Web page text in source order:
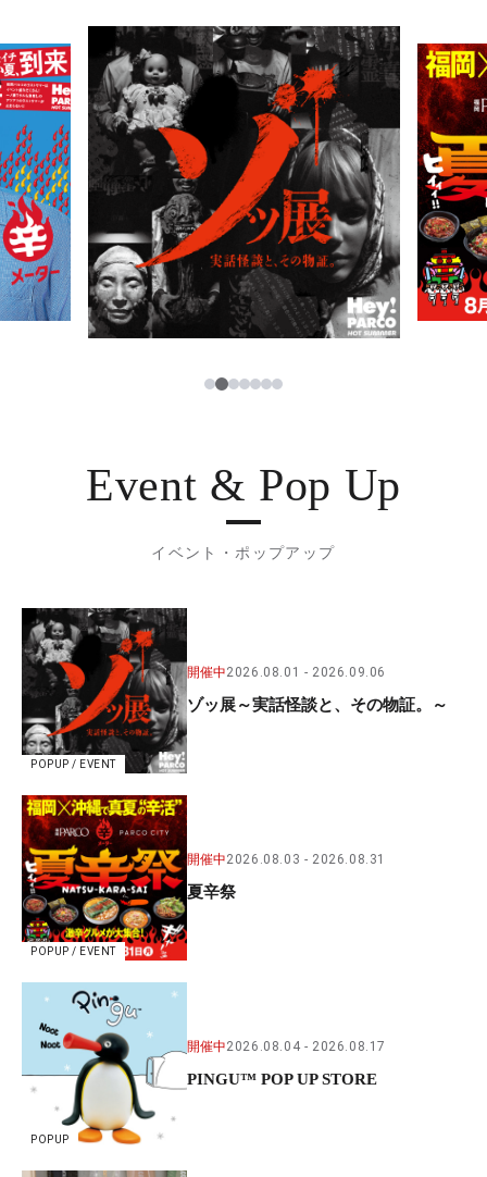
PARCOメンバーズ
123456
Event & Pop Up
イベント・ポップアップ
POPUP / EVENT
開催中2026.08.01 2026.09.06
ゾッ展～実話怪談と、その物証。～
POPUP / EVENT
開催中2026.08.03 2026.08.31
夏辛祭
POPUP
開催中2026.08.04 2026.08.17
PINGU™ POP UP STORE